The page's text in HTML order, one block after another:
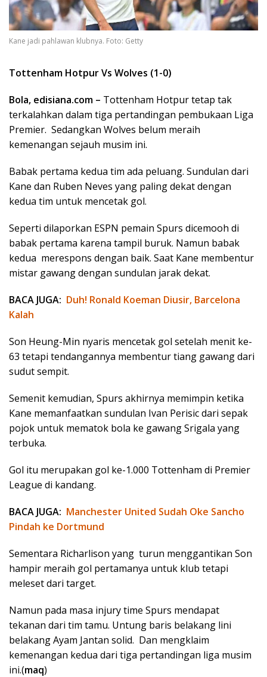
Kane jadi pahlawan klubnya. Foto: Getty
Tottenham Hotpur Vs Wolves (1-0)
Bola, edisiana.com – Tottenham Hotpur tetap tak
terkalahkan dalam tiga pertandingan pembukaan Liga
Premier. Sedangkan Wolves belum meraih
kemenangan sejauh musim ini.
Babak pertama kedua tim ada peluang. Sundulan dari
Kane dan Ruben Neves yang paling dekat dengan
kedua tim untuk mencetak gol.
Seperti dilaporkan ESPN pemain Spurs dicemooh di
babak pertama karena tampil buruk. Namun babak
kedua merespons dengan baik. Saat Kane membentur
mistar gawang dengan sundulan jarak dekat.
BACA JUGA: Duh! Ronald Koeman Diusir, Barcelona
Kalah
Son Heung-Min nyaris mencetak gol setelah menit ke-
63 tetapi tendangannya membentur tiang gawang dari
sudut sempit.
Semenit kemudian, Spurs akhirnya memimpin ketika
Kane memanfaatkan sundulan Ivan Perisic dari sepak
pojok untuk mematok bola ke gawang Srigala yang
terbuka.
Gol itu merupakan gol ke-1.000 Tottenham di Premier
League di kandang.
BACA JUGA: Manchester United Sudah Oke Sancho
Pindah ke Dortmund
Sementara Richarlison yang turun menggantikan Son
hampir meraih gol pertamanya untuk klub tetapi
meleset dari target.
Namun pada masa injury time Spurs mendapat
tekanan dari tim tamu. Untung baris belakang lini
belakang Ayam Jantan solid. Dan mengklaim
kemenangan kedua dari tiga pertandingan liga musim
ini.(maq)